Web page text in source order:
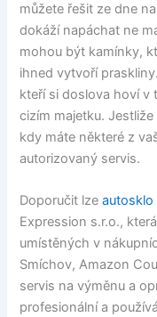
můžete řešit ze dne
dokáží napáchat ne
mohou být kamínky,
ihned vytvoří
kteří si doslova hoví v
cizím majetku.
kdy máte některé z
autorizovaný servis.
Doporučit lzeautosklo
Expression s.r.o.,
umístěných v
Smíchov, Amazon
servis na výměnu a
profesionální a